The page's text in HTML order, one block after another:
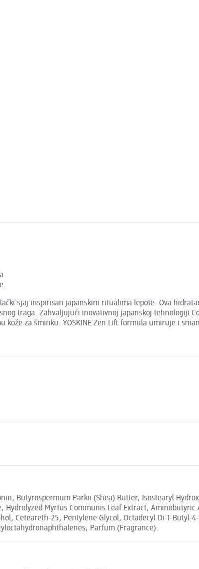
sjaj inspirisan japanskim ritualima lepote. Ova
traga. Zahvaljujući inovativnoj japanskoj tehnologiji
za šminku. YOSKINE Zen Lift formula umiruje i
Butyrospermum Parkii (Shea) Butter, Isostearyl
Myrtus Communis Leaf Extract,
Ceteareth-25, Pentylene Glycol, Octadecyl Di-T-Butyl-
Parfum (Fragrance).